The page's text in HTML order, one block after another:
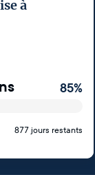
à
85%
877 jours restants